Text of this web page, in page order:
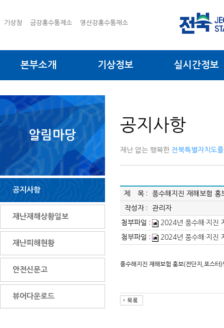
기상청 금강홍수통제소 영산강홍수통재소
본부소개 기상정보 실시간정보
알림마당
공지사항
재난재해상황일보
재난피해현황
안전신문고
뷰어다운로드
공지사항
재난 없는 행복한 전북특별자치도
제 목 : 풍수해지진 재해보험 홍
작성자 : 관리자
첨부파일 : 2024년 풍수해·지
첨부파일 : 2024년 풍수해·지
풍수해지진 재해보험 홍보(전단지,포스터)